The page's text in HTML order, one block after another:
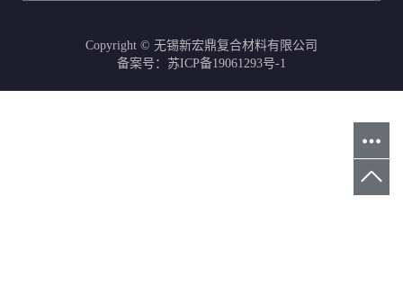
Copyright © 无锡新宏鼎复合材料有限公司
备案号： 苏ICP备19061293号-1